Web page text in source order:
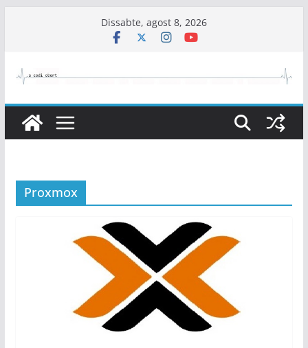
Dissabte, agost 8, 2026
Proxmox